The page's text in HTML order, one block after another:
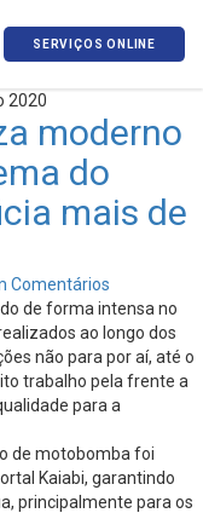
SERVIÇOS ONLINE
2020
moderno
do
mais de
Comentários
de forma intensa no
ao longo dos
não para por aí, até o
trabalho pela frente a
para a
de motobomba foi
Kaiabi, garantindo
principalmente para os